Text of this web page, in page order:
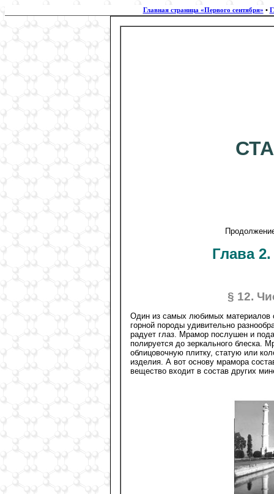
Главная страница «Первого сентября» •
Глава
§ 12.
Один из самых любимых материалов
горной породы удивительно
радует глаз. Мрамор послушен и
полируется до зеркального блеска.
облицовочную плитку, статую или
изделия. А вот основу мрамора
вещество входит в состав других